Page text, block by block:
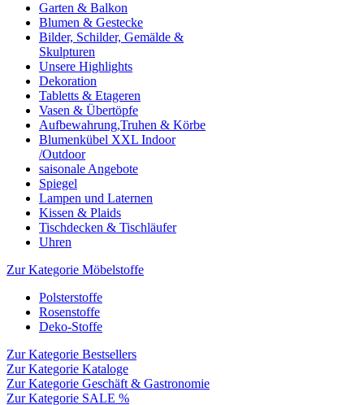
Garten & Balkon
Blumen & Gestecke
Bilder, Schilder, Gemälde &
Skulpturen
Unsere Highlights
Dekoration
Tabletts & Etageren
Vasen & Übertöpfe
Aufbewahrung,Truhen & Körbe
Blumenkübel XXL Indoor
/Outdoor
saisonale Angebote
Spiegel
Lampen und Laternen
Kissen & Plaids
Tischdecken & Tischläufer
Uhren
Zur Kategorie Möbelstoffe
Polsterstoffe
Rosenstoffe
Deko-Stoffe
Zur Kategorie Bestsellers
Zur Kategorie Kataloge
Zur Kategorie Geschäft & Gastronomie
Zur Kategorie SALE %